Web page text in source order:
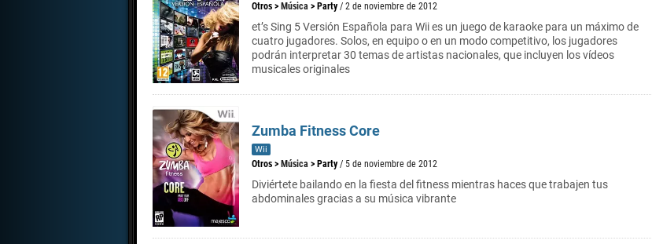
Otros > Música > Party / 2 de noviembre de 2012
et’s Sing 5 Versión Española para Wii es un juego de karaoke para un máximo de
cuatro jugadores. Solos, en equipo o en un modo competitivo, los jugadores
podrán interpretar 30 temas de artistas nacionales, que incluyen los vídeos
musicales originales
Zumba Fitness Core
Wii
Otros > Música > Party / 5 de noviembre de 2012
Diviértete bailando en la fiesta del fitness mientras haces que trabajen tus
abdominales gracias a su música vibrante